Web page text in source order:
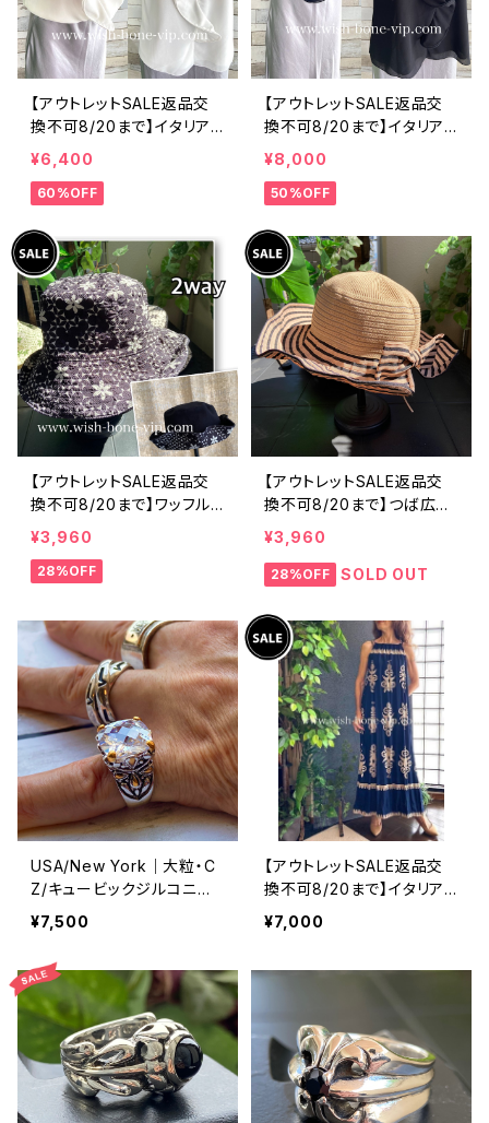
【アウトレットSALE返品交
換不可8/20まで】イタリア
製 CASADEILUCA ITALY
｜前フリル＆BIGフリルトッ
プス /ホワイト
¥6,400
60%OFF
【アウトレットSALE返品交
換不可8/20まで】イタリア
製 CASADEILUCA ITALY
｜前フリル＆BIGフリルトッ
プス /ブラック
¥8,000
50%OFF
【アウトレットSALE返品交
換不可8/20まで】ワッフル
立体フラワー＆無地 2way
リバーシブルハット・ワイヤ
ー入り変形ハット・フラワー
¥3,960
28%OFF
【アウトレットSALE返品交
換不可8/20まで】つば広サ
マーハット・通気性・軽量 ワ
イヤー入りハット ボーダー
＆BIGリボン・女優帽 UV/紫
帽子【ベージュ】
¥3,960
28%OFF SOLD OUT
USA/New York｜大粒・C
Z/キュービックジルコニア
アンティークデザイン｜ゴッ
ドリング｜クリア＆シルバー
＆ゴールド
¥7,500
【アウトレットSALE返品交
換不可8/20まで】イタリア
製マキシワンピース イン
ポート ロングワンピース ロ
ー
¥7,000